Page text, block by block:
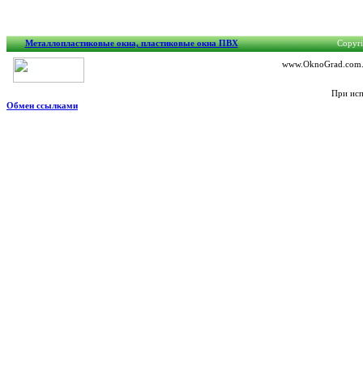
Металлопластиковые окна, пластиковые окна ПВХ
При
Обмен ссылками